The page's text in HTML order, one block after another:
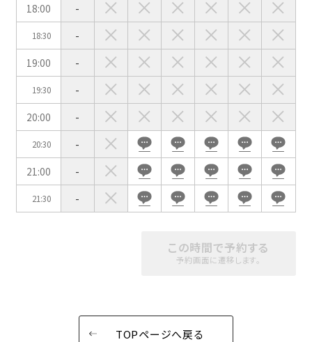
18:00
-
18:30
-
19:00
-
19:30
-
20:00
-
20:30
-
21:00
-
21:30 -
この時間で予約する
予約画面に遷移します。
TOPページへ戻る
選択している条件をリセットする